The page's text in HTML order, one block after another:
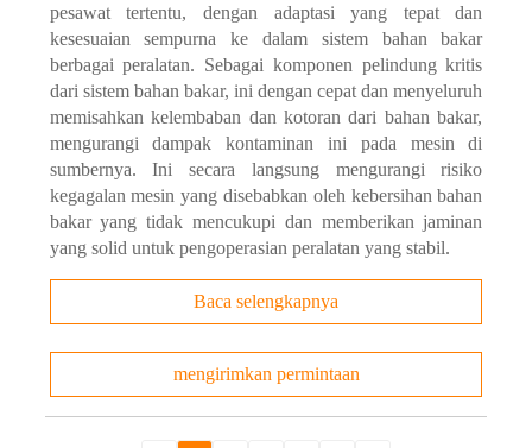
pesawat tertentu, dengan adaptasi yang tepat dan
kesesuaian sempurna ke dalam sistem bahan bakar
berbagai peralatan. Sebagai komponen pelindung kritis
dari sistem bahan bakar, ini dengan cepat dan menyeluruh
memisahkan kelembaban dan kotoran dari bahan bakar,
mengurangi dampak kontaminan ini pada mesin di
sumbernya. Ini secara langsung mengurangi risiko
kegagalan mesin yang disebabkan oleh kebersihan bahan
bakar yang tidak mencukupi dan memberikan jaminan
yang solid untuk pengoperasian peralatan yang stabil.
Baca selengkapnya
mengirimkan permintaan